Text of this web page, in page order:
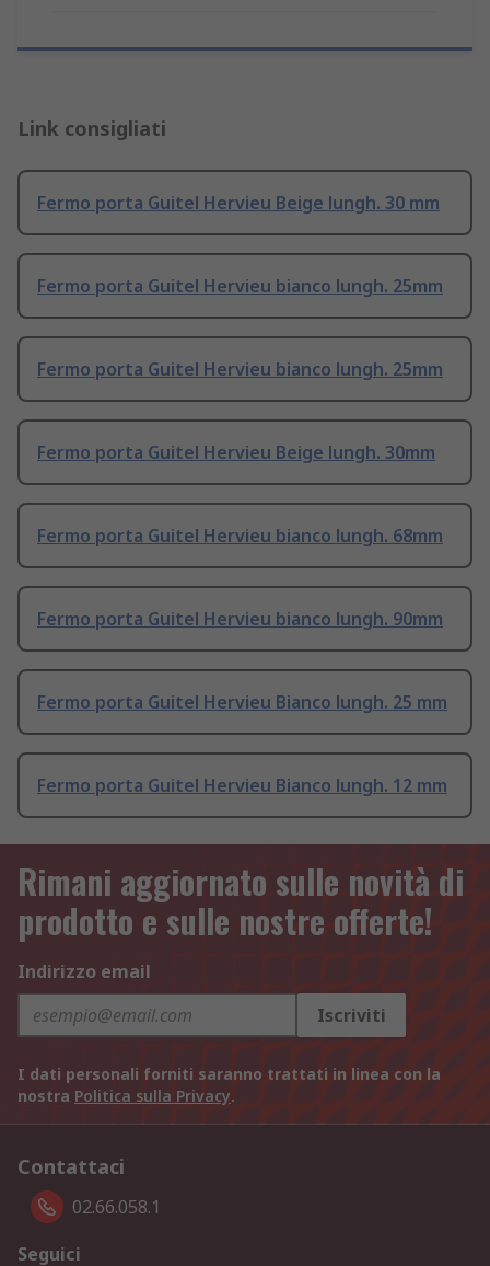
Link consigliati
Fermo porta Guitel Hervieu Beige lungh. 30 mm
Fermo porta Guitel Hervieu bianco lungh. 25mm
Fermo porta Guitel Hervieu bianco lungh. 25mm
Fermo porta Guitel Hervieu Beige lungh. 30mm
Fermo porta Guitel Hervieu bianco lungh. 68mm
Fermo porta Guitel Hervieu bianco lungh. 90mm
Fermo porta Guitel Hervieu Bianco lungh. 25 mm
Fermo porta Guitel Hervieu Bianco lungh. 12 mm
Rimani aggiornato sulle novità di
prodotto e sulle nostre offerte!
Indirizzo email
Iscriviti
I dati personali forniti saranno trattati in linea con la
nostra Politica sulla Privacy.
Contattaci
02.66.058.1
Seguici